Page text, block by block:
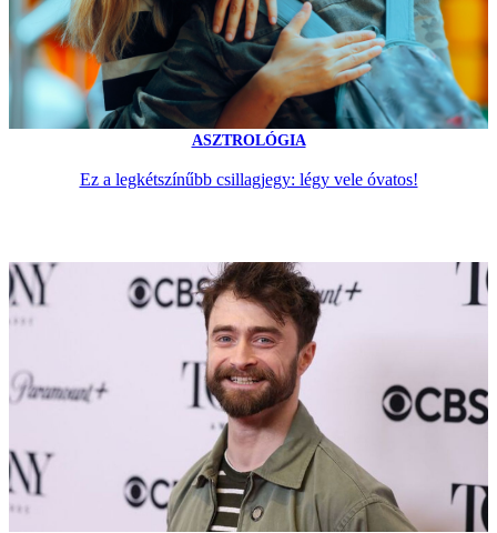
ASZTROLÓGIA
Ez a legkétszínűbb csillagjegy: légy vele óvatos!